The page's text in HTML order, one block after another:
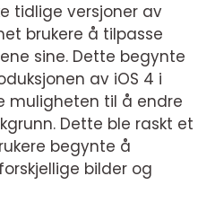
tidlige versjoner av
brukere å tilpasse
sine. Dette begynte
av iOS 4 i
muligheten til å endre
Dette ble raskt et
begynte å
bilder og